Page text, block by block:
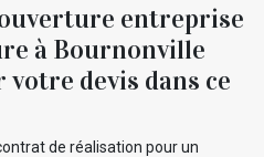
entreprise
à Bournonville
votre devis dans ce
de réalisation pour un